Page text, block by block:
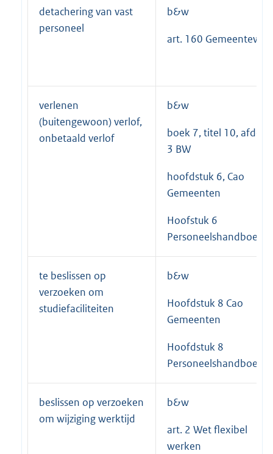
detachering van vast
personeel
b&w
art. 160 Gemeentewet
verlenen
(buitengewoon) verlof,
onbetaald verlof
b&w
boek 7, titel 10,
3 BW
hoofdstuk 6, Cao
Gemeenten
Hoofstuk 6
Personeelshandboek
te beslissen op
verzoeken om
studiefaciliteiten
b&w
Hoofdstuk 8 Cao
Gemeenten
Hoofdstuk 8
Personeelshandboek
beslissen op verzoeken
om wijziging werktijd
b&w
art. 2 Wet flexibel
werken